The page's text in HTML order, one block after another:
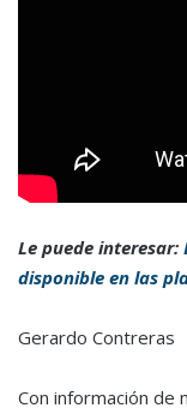
Le puede interesar:
disponible en las
Gerardo Contreras
Con información de